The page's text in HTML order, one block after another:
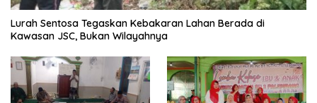
Lurah Sentosa Tegaskan Kebakaran Lahan Berada di
Kawasan JSC, Bukan Wilayahnya